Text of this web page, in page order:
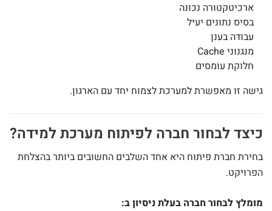
ארכיטקטורה נכונה
בסיס נתונים יעיל
עבודה בענן
מנגנוני Cache
חלוקת עומסים
גישה זו מאפשרת למערכת לצמוח יחד עם הארגון.
כיצד לבחור חברה לפיתוח מערכת למידה?
בחירת חברת פיתוח היא אחד השלבים החשובים ביותר בהצלחת
הפרויקט.
מומלץ לבחור חברה בעלת ניסיון ב: